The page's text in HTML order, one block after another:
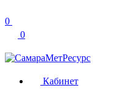
0
0
Кабинет